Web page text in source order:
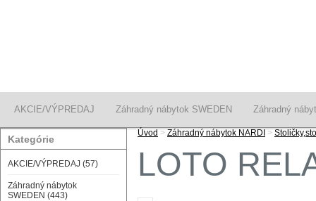
AKCIE/VÝPREDAJ Záhradný nábytok SWEDEN Záhradný
Kategórie
AKCIE/VÝPREDAJ (57)
Záhradný nábytok
SWEDEN (443)
Úvod > Záhradný nábytok NARDI >
LOTO